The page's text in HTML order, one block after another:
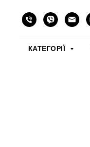
КАТЕГОРІЇ